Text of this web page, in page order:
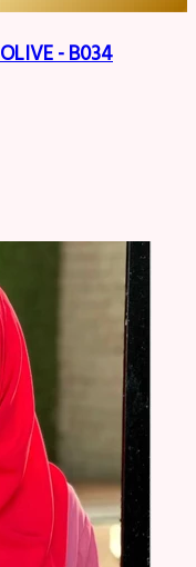
- B034